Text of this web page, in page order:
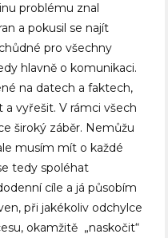
problému znal
a pokusil se najít
pro všechny
hlavně o komunikaci.
na datech a faktech,
vyřešit. V rámci všech
široký záběr. Nemůžu
musím mít o každé
tedy spoléhat
cíle a já působím
při jakékoliv odchylce
okamžitě „naskočit“